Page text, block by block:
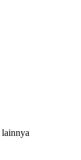
lainnya